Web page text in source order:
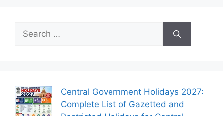
Search
for:
Central Government Holidays 2027:
Complete List of Gazetted and